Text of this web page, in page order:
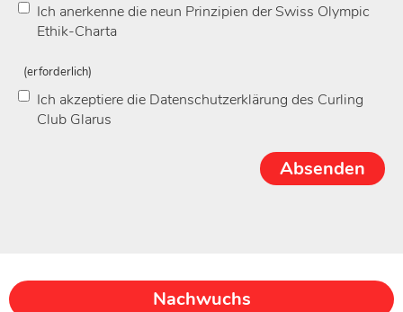
Ich anerkenne die neun Prinzipien der Swiss Olympic
Ethik-Charta
(erforderlich)
Ich akzeptiere die Datenschutzerklärung des Curling
Club Glarus
Nachwuchs